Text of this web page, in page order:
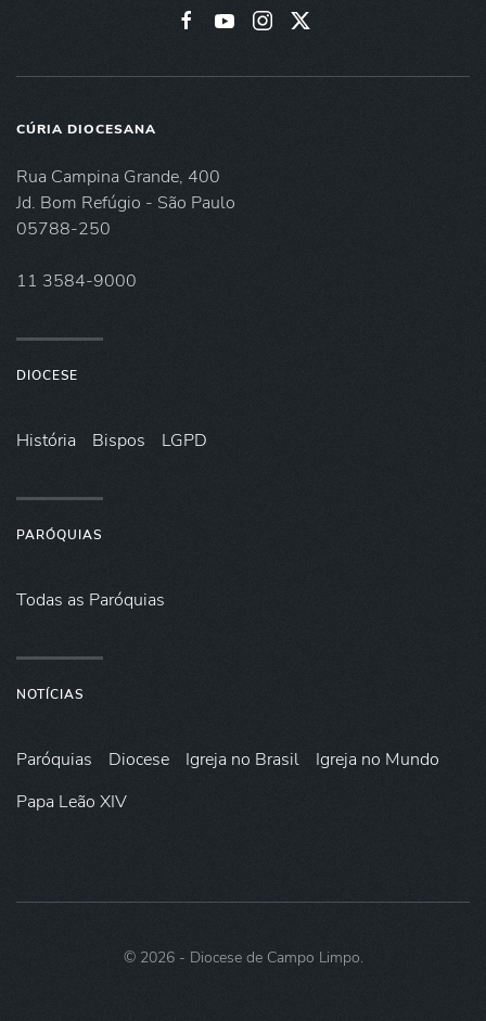
CÚRIA DIOCESANA
Rua Campina Grande, 400
Jd. Bom Refúgio - São Paulo
05788-250
11 3584-9000
DIOCESE
História Bispos LGPD
PARÓQUIAS
Todas as Paróquias
NOTÍCIAS
Paróquias Diocese Igreja no Brasil
Igreja no Mundo
Papa Leão XIV
© 2026- Diocese de Campo Limpo.